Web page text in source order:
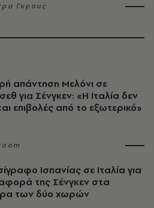
Γκρους
απάντηση Μελόνι σε
για Σένγκεν: «Η Ιταλία δεν
επιβολές από το εξωτερικό»
Ισπανίας σε Ιταλία για
της Σένγκεν στα
των δύο χωρών